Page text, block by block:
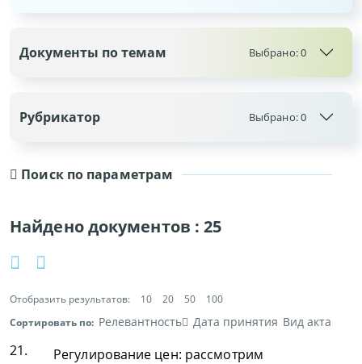
Поиск по параметрам
Найдено документов :25
Отобразить результатов: 10 20 50
100
Сортировать по: Релевантность Дата принятия Вид акта
21.
Регулирование цен: рассмотрим
Документы по темам Выбрано:0
Рубрикатор Выбрано:0